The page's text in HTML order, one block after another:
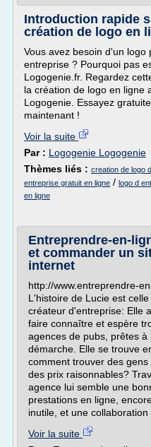
Introduction rapide
création de logo en
Vous avez besoin d'un logo
entreprise ? Pourquoi pas
Logogenie.fr. Regardez
la création de logo en ligne
Logogenie. Essayez
maintenant !
Voir la suite
Par : Logogenie Logogenie
Thèmes liés : creation de logo
entreprise gratuit en ligne / logo d
en ligne
Entreprendre-en-
et commander un
internet
http://www.entreprendre-
L'histoire de Lucie est
créateur d'entreprise: Elle
faire connaître et espère
agences de pubs, prêtes à
démarche. Elle se trouve
comment trouver des gens
des prix raisonnables?
agence lui semble une
prestations en ligne,
inutile, et une collaboration
Voir la suite